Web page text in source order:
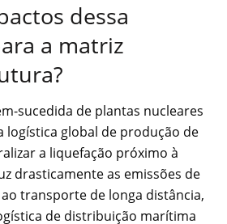
dessa
a matriz
sucedida de plantas nucleares
logística global de produção de
a liquefação próximo à
drasticamente as emissões de
transporte de longa distância,
de distribuição marítima